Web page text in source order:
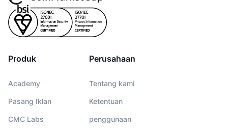
Produk
Academy
Pasang Iklan
CMC Labs
Perusahaan
Tentang kami
Ketentuan
penggunaan